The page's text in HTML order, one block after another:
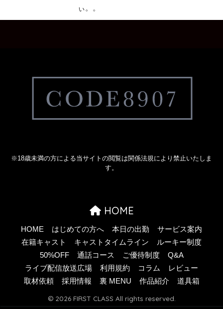
ぃ。。
※18歳未満の方による当サイトの閲覧は関係法規により禁止いたしま
す。
HOME
HOME はじめての方へ 本日の出勤
サービス案内
在籍キャスト
キャストタイムライン
ルーキー制度
50%OFF
通話コース ご優待制度
Q&A
ライブ配信放送広場
利用規約 コラム
レビュー
取材依頼
採用情報 裏 MENU 作品紹介 道具箱
© 2026 FIRST CLASS All rights reserved.